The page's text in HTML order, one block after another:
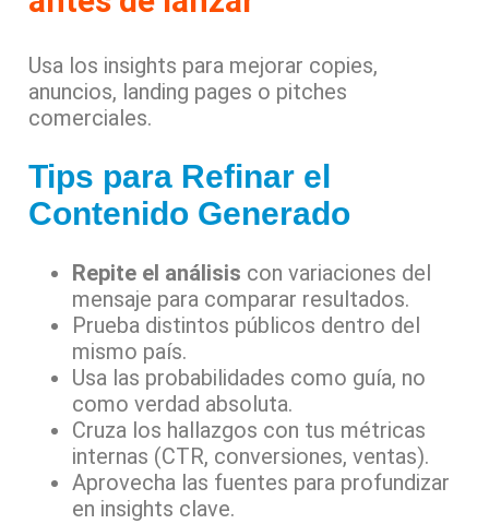
Usa los insights para mejorar copies,
anuncios, landing pages o pitches
comerciales.
Tips para Refinar el
Contenido Generado
Repite el análisis con variaciones del
mensaje para comparar resultados.
Prueba distintos públicos dentro del
mismo país.
Usa las probabilidades como guía, no
como verdad absoluta.
Cruza los hallazgos con tus métricas
internas (CTR, conversiones, ventas).
Aprovecha las fuentes para profundizar
en insights clave.